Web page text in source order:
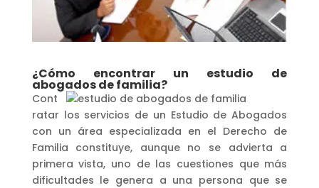
¿Cómo encontrar un estudio de
abogados de familia?
Cont
ratar los servicios de un Estudio de Abogados
con un área especializada en el Derecho de
Familia constituye, aunque no se advierta a
primera vista, uno de las cuestiones que más
dificultades le genera a una persona que se